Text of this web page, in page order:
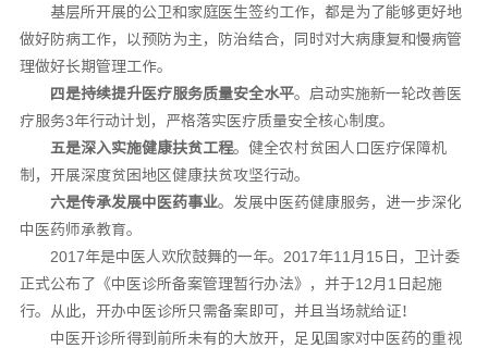
基层所开展的公卫和家庭医生签约工作，都是为了能够更好地
做好防病工作，以预防为主，防治结合，同时对大病康复和慢病管
理做好长期管理工作。
四是持续提升医疗服务质量安全水平。启动实施新一轮改善医
疗服务3年行动计划，严格落实医疗质量安全核心制度。
五是深入实施健康扶贫工程。健全农村贫困人口医疗保障机
制，开展深度贫困地区健康扶贫攻坚行动。
六是传承发展中医药事业。发展中医药健康服务，进一步深化
中医药师承教育。
2017年是中医人欢欣鼓舞的一年。2017年11月15日，卫计委
正式公布了《中医诊所备案管理暂行办法》，并于12月1日起施
行。从此，开办中医诊所只需备案即可，并且当场就给证！
中医开诊所得到前所未有的大放开，足见国家对中医药的重视